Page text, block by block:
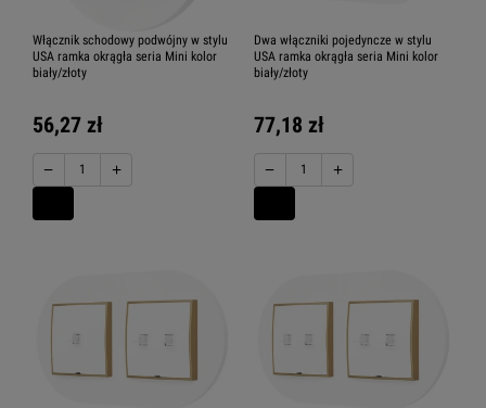
Włącznik schodowy podwójny w stylu
USA ramka okrągła seria Mini kolor
biały/złoty
56,27 zł
− +
Dwa włączniki pojedyncze w stylu
USA ramka okrągła seria Mini kolor
biały/złoty
77,18 zł
− +